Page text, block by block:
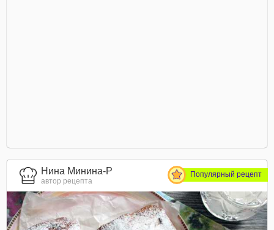
Нина Минина-Р
автор рецепта
Популярный рецепт